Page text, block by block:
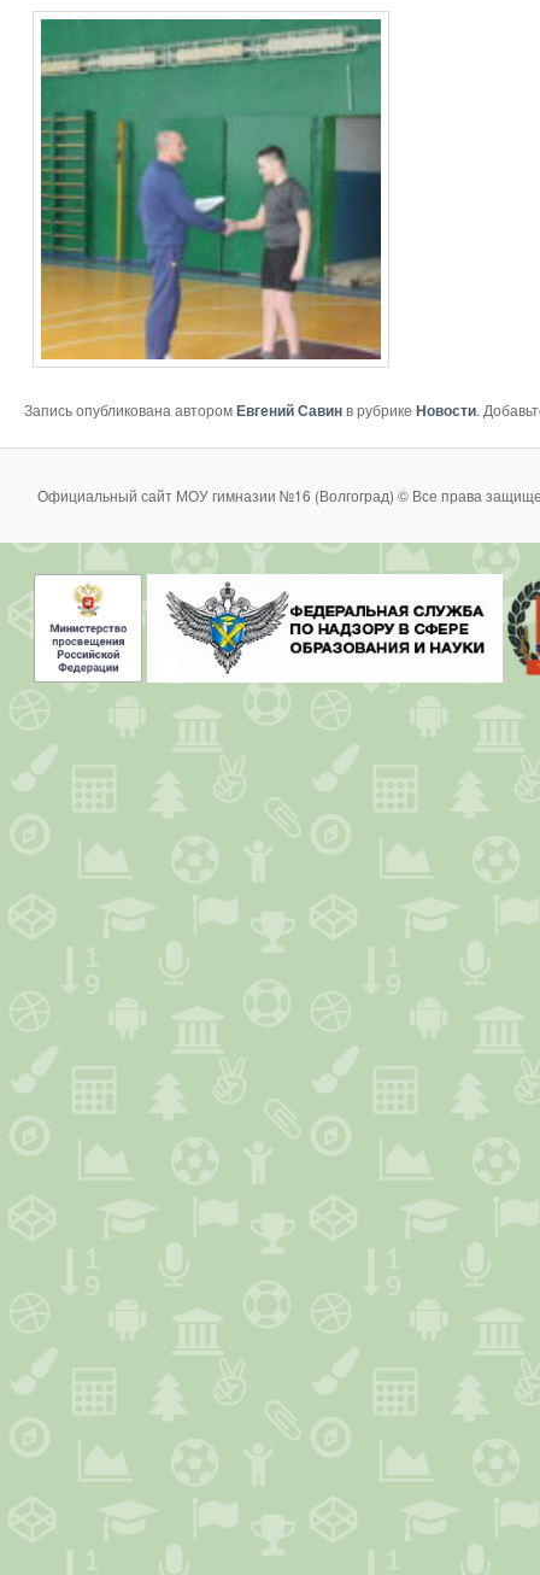
Запись опубликована авторомЕвгений Савинв рубрике Новости.
Официальный сайт МОУ гимназии №16 (Волгоград) © Все права